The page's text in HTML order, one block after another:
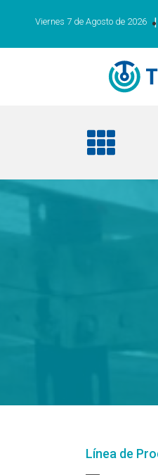
Viernes 7 de Agosto de 2026 |
Línea de